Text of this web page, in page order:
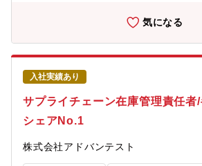
を提案するための主要指標を確立し、監視す
Supply Chain Management Unit,Memory
Chain,Memory S&OP リーダー【当ポジシ
市場動向を捉えながら調達・生産対応力を
に事業拡大に貢献できるチャレンジング、か
です。・Sales and Operation Planning
要予測、中期販売計画、受注残対応、材料
理、戦略在庫などの要素を横断的に管理し
ン・チームで分析から意思決定までのリード
改革、強化していきましょう。
気になる
入社実績あり
サプライチェーン在庫管理責任者
シェアNo.1
株式会社アドバンテスト